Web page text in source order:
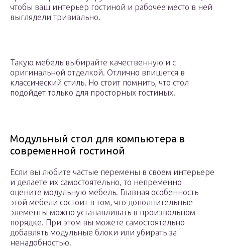
чтобы ваш интерьер гостиной и рабочее место в ней
выглядели тривиально.
Такую мебель выбирайте качественную и с
оригинальной отделкой. Отлично впишется в
классический стиль. Но стоит помнить, что стол
подойдет только для просторных гостиных.
Модульный стол для компьютера в
современной гостиной
Если вы любите частые перемены в своем интерьере
и делаете их самостоятельно, то непременно
оцените модульную мебель. Главная особенность
этой мебели состоит в том, что дополнительные
элементы можно устанавливать в произвольном
порядке. При этом вы можете самостоятельно
добавлять модульные блоки или убирать за
ненадобностью.